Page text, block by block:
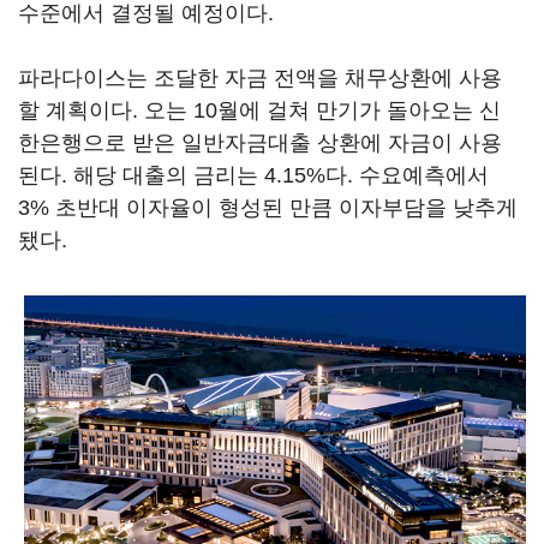
수준에서 결정될 예정이다.
파라다이스는 조달한 자금 전액을 채무상환에 사용
할 계획이다. 오는 10월에 걸쳐 만기가 돌아오는 신
한은행으로 받은 일반자금대출 상환에 자금이 사용
된다. 해당 대출의 금리는 4.15%다. 수요예측에서
3% 초반대 이자율이 형성된 만큼 이자부담을 낮추게
됐다.